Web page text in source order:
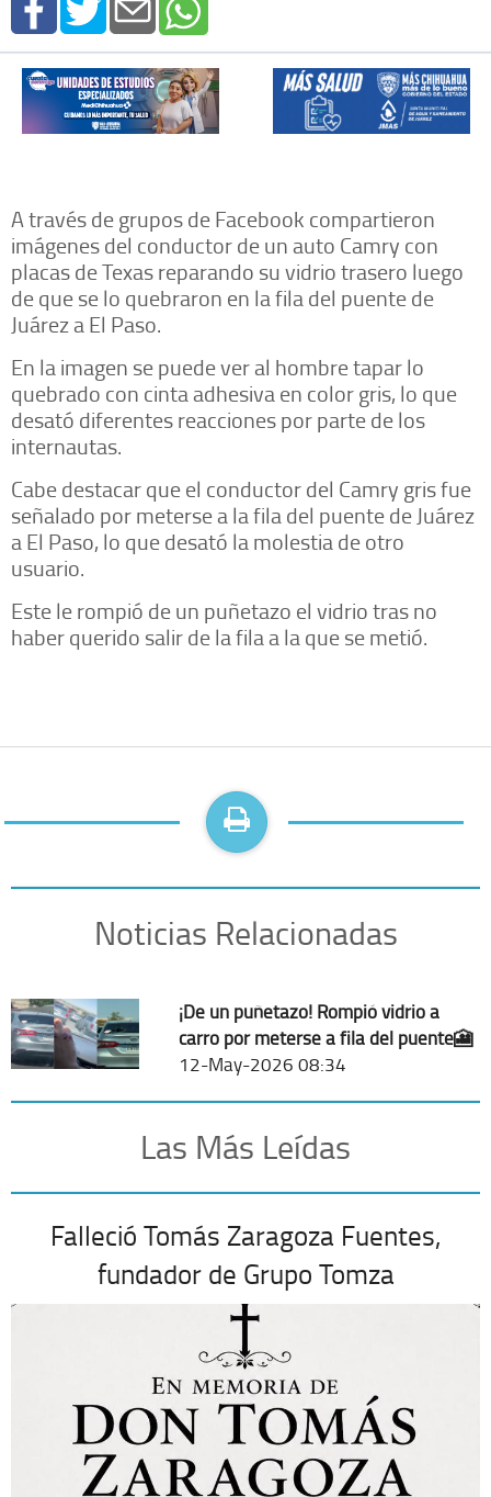
A través de grupos de Facebook compartieron
imágenes del conductor de un auto Camry con
placas de Texas reparando su vidrio trasero luego
de que se lo quebraron en la fila del puente de
Juárez a El Paso.
En la imagen se puede ver al hombre tapar lo
quebrado con cinta adhesiva en color gris, lo que
desató diferentes reacciones por parte de los
internautas.
Cabe destacar que el conductor del Camry gris fue
señalado por meterse a la fila del puente de Juárez
a El Paso, lo que desató la molestia de otro
usuario.
Este le rompió de un puñetazo el vidrio tras no
haber querido salir de la fila a la que se metió.
Noticias Relacionadas
¡De un puñetazo! Rompió vidrio a
carro por meterse a fila del puente🎦
12-May-2026 08:34
Las Más Leídas
Falleció Tomás Zaragoza Fuentes,
fundador de Grupo Tomza